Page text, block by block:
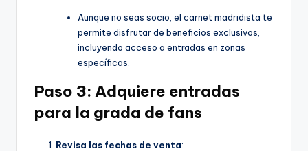
Aunque no seas socio, el carnet madridista te
permite disfrutar de beneficios exclusivos,
incluyendo acceso a entradas en zonas
específicas.
Paso 3: Adquiere entradas
para la grada de fans
Revisa las fechas de venta: